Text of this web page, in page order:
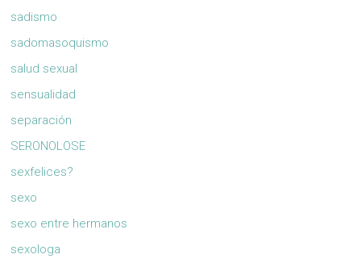
sadismo
sadomasoquismo
salud sexual
sensualidad
separación
SERONOLOSE
sexfelices?
sexo
sexo entre hermanos
sexologa